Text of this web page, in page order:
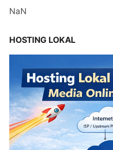
NaN
HOSTING LOKAL